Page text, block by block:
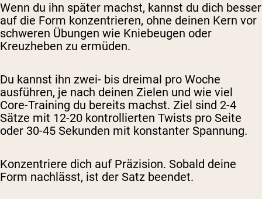
Wenn du ihn später machst, kannst du dich besser
auf die Form konzentrieren, ohne deinen Kern vor
schweren Übungen wie Kniebeugen oder
Kreuzheben zu ermüden.
Du kannst ihn zwei- bis dreimal pro Woche
ausführen, je nach deinen Zielen und wie viel
Core-Training du bereits machst. Ziel sind 2-4
Sätze mit 12-20 kontrollierten Twists pro Seite
oder 30-45 Sekunden mit konstanter Spannung.
Konzentriere dich auf Präzision. Sobald deine
Form nachlässt, ist der Satz beendet.